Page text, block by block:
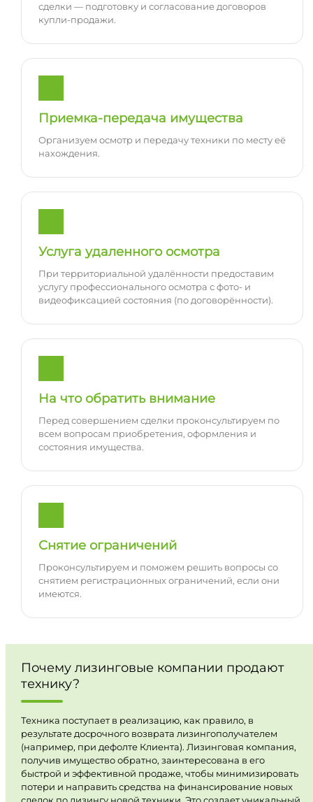
сделки — подготовку и согласование договоров
купли-продажи.
Приемка-передача имущества
Организуем осмотр и передачу техники по месту её
нахождения.
Услуга удаленного осмотра
При территориальной удалённости предоставим
услугу профессионального осмотра с фото- и
видеофиксацией состояния (по договорённости).
На что обратить внимание
Перед совершением сделки проконсультируем по
всем вопросам приобретения, оформления и
состояния имущества.
Снятие ограничений
Проконсультируем и поможем решить вопросы со
снятием регистрационных ограничений, если они
имеются.
Почему лизинговые компании продают
технику?
Техника поступает в реализацию, как правило, в
результате досрочного возврата лизингополучателем
(например, при дефолте Клиента). Лизинговая компания,
получив имущество обратно, заинтересована в его
быстрой и эффективной продаже, чтобы минимизировать
потери и направить средства на финансирование новых